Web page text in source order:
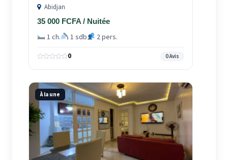
Abidjan
35 000 FCFA / Nuitée
1 ch. 1 sdb 2 pers.
0 0 Avis
À la une